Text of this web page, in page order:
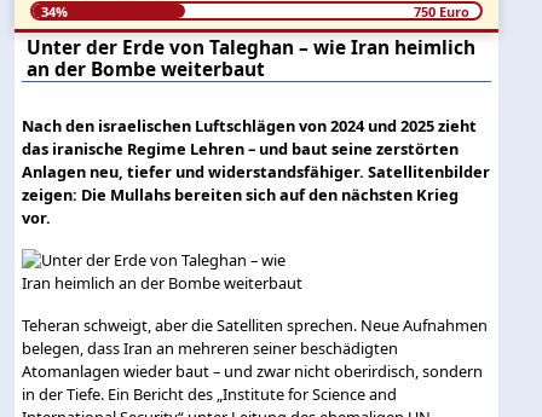
34% 750 Euro
Unter der Erde von Taleghan – wie Iran heimlich
an der Bombe weiterbaut
Nach den israelischen Luftschlägen von 2024 und 2025 zieht
das iranische Regime Lehren – und baut seine zerstörten
Anlagen neu, tiefer und widerstandsfähiger. Satellitenbilder
zeigen: Die Mullahs bereiten sich auf den nächsten Krieg
vor.
Teheran schweigt, aber die Satelliten sprechen. Neue Aufnahmen
belegen, dass Iran an mehreren seiner beschädigten
Atomanlagen wieder baut – und zwar nicht oberirdisch, sondern
in der Tiefe. Ein Bericht des „Institute for Science and